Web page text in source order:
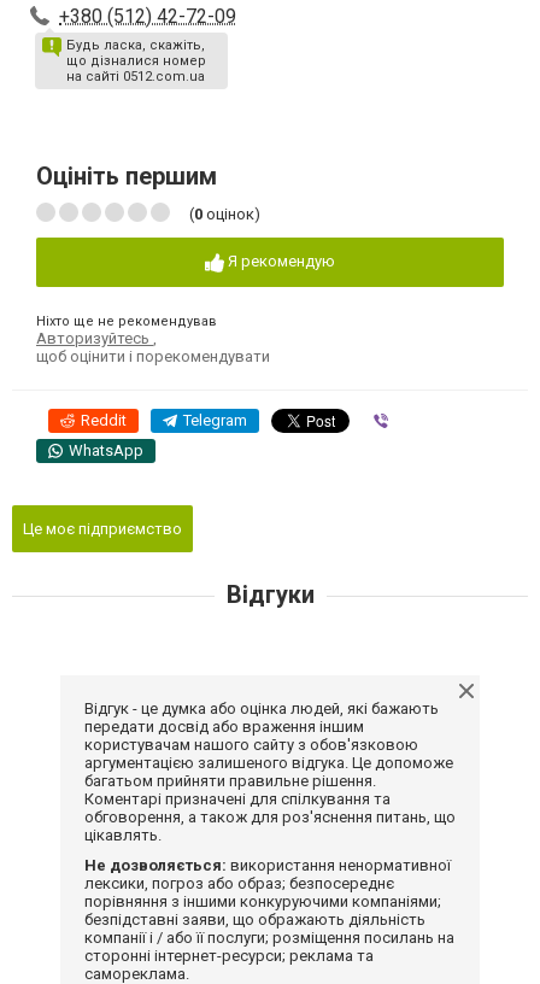
+380 (512) 42-72-09
Будь ласка, скажіть,
що дізналися номер
на сайті 0512.com.ua
Оцініть першим
(0 оцінок)
Я рекомендую
Ніхто ще не рекомендував
Авторизуйтесь
щоб оцінити і порекомендувати
Reddit Telegram
WhatsApp
Це моє підприємство
Відгуки
Відгук - це думка або оцінка людей, які бажають
передати досвід або враження іншим
користувачам нашого сайту з обов'язковою
аргументацією залишеного відгука. Це допоможе
багатьом прийняти правильне рішення.
Коментарі призначені для спілкування та
обговорення, а також для роз'яснення питань, що
цікавлять.
Не дозволяється: використання ненормативної
лексики, погроз або образ; безпосереднє
порівняння з іншими конкуруючими компаніями;
безпідставні заяви, що ображають діяльність
компанії і / або її послуги; розміщення посилань на
сторонні інтернет-ресурси; реклама та
самореклама.